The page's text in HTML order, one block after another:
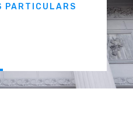
PARTICULARS